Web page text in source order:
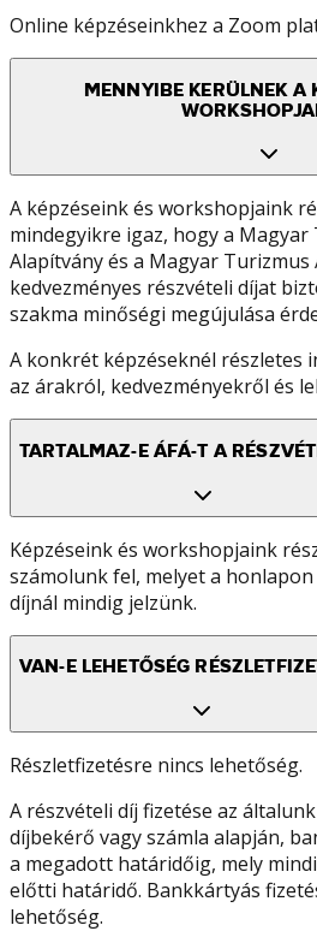
Online képzéseinkhez a Zoom
MENNYIBE KERÜLNEK A
A képzéseink és workshopjaink
mindegyikre igaz, hogy a
Alapítvány és a Magyar Turizmus
kedvezményes részvételi díjat
szakma minőségi megújulása
A konkrét képzéseknél részletes
az árakról, kedvezményekről és
TARTALMAZ-E ÁFÁ-T A
Képzéseink és workshopjaink
számolunk fel, melyet a
díjnál mindig jelzünk.
VAN-E LEHETŐSÉG
Részletfizetésre nincs lehetőség.
A részvételi díj fizetése az
díjbekérő vagy számla alapján,
a megadott határidőig, mely
előtti határidő. Bankkártyás
lehetőség.